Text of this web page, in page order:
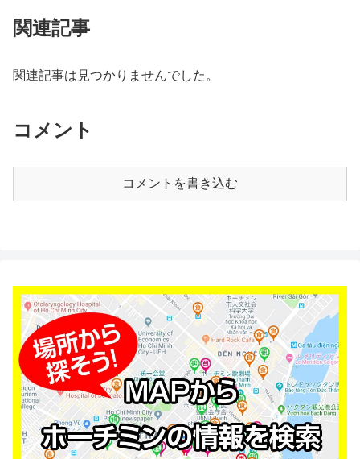
関連記事
関連記事は見つかりませんでした。
コメント
コメントを書き込む